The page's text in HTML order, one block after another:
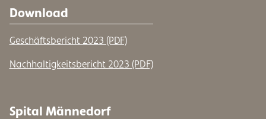
Download
Geschäftsbericht 2023 (PDF)
Nachhaltigkeitsbericht 2023 (PDF)
Spital Männedorf